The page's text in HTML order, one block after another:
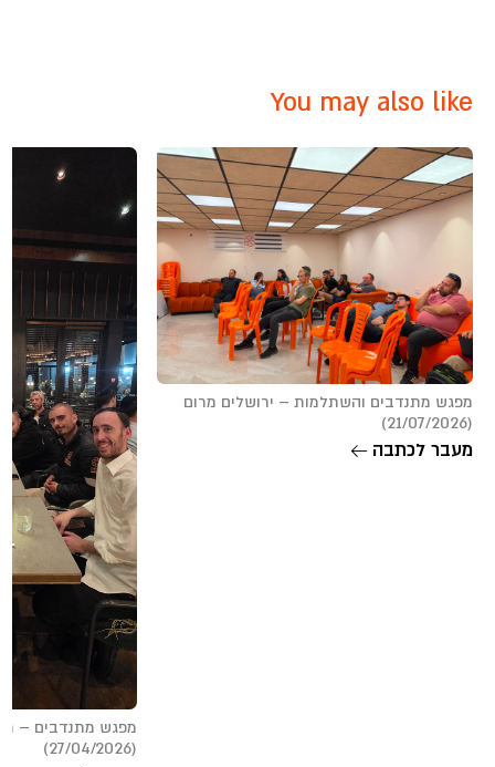
You may also like
מפגש מתנדבים והשתלמות – ירושלים מרום
(21/07/2026)
מעבר לכתבה
מפגש מתנדבים –
(27/04/2026)